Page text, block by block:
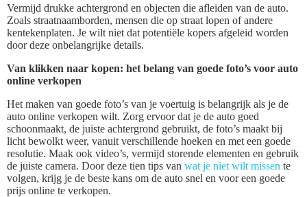
Vermijd drukke achtergrond en objecten die afleiden van de auto.
Zoals straatnaamborden, mensen die op straat lopen of andere
kentekenplaten. Je wilt niet dat potentiële kopers afgeleid worden
door deze onbelangrijke details.
Van klikken naar kopen: het belang van goede foto’s voor auto
online verkopen
Het maken van goede foto’s van je voertuig is belangrijk als je de
auto online verkopen wilt. Zorg ervoor dat je de auto goed
schoonmaakt, de juiste achtergrond gebruikt, de foto’s maakt bij
licht bewolkt weer, vanuit verschillende hoeken en met een goede
resolutie. Maak ook video’s, vermijd storende elementen en gebruik
de juiste camera. Door deze tien tips van wat je niet wilt missen te
volgen, krijg je de beste kans om de auto snel en voor een goede
prijs online te verkopen.